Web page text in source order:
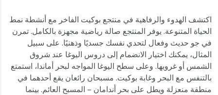
اكتشف الهدوء والرفاهية في منتجع بوكيت الفاخر مع أنشطة نمط
الحياة المتنوعة. يوفر المنتجع صالة رياضية مجهزة بالكامل. تمرن
في جو حديث وفعال لتحدي نفسك جسديًا وذهنيًا. على سبيل
المثال، يمكنك اختيار الانضمام إلى دروس اليوغا عند شروق
الشمس أو غروبها. وعلى سطح اليوغا المواجه لبحر أماندا، استمتع
بالتنفس مع البحر وغابة بوكيت. مسبحان رائعان يقع أحدهما في
منطقة منعزلة ويطل على بحر أندامان – المسبح العائم. بينما